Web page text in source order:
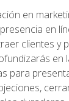
en
en
clientes y
en
para